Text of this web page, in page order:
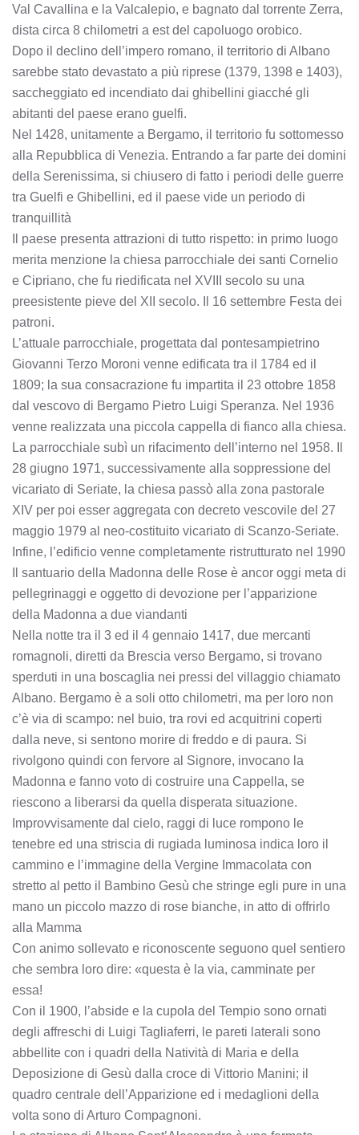
Val Cavallina e la Valcalepio, e bagnato dal torrente Zerra,
dista circa 8 chilometri a est del capoluogo orobico.
Dopo il declino dell’impero romano, il territorio di Albano
sarebbe stato devastato a più riprese (1379, 1398 e 1403),
saccheggiato ed incendiato dai ghibellini giacché gli
abitanti del paese erano guelfi.
Nel 1428, unitamente a Bergamo, il territorio fu sottomesso
alla Repubblica di Venezia. Entrando a far parte dei domini
della Serenissima, si chiusero di fatto i periodi delle guerre
tra Guelfi e Ghibellini, ed il paese vide un periodo di
tranquillità
Il paese presenta attrazioni di tutto rispetto: in primo luogo
merita menzione la chiesa parrocchiale dei santi Cornelio
e Cipriano, che fu riedificata nel XVIII secolo su una
preesistente pieve del XII secolo. Il 16 settembre Festa dei
patroni.
L’attuale parrocchiale, progettata dal pontesampietrino
Giovanni Terzo Moroni venne edificata tra il 1784 ed il
1809; la sua consacrazione fu impartita il 23 ottobre 1858
dal vescovo di Bergamo Pietro Luigi Speranza. Nel 1936
venne realizzata una piccola cappella di fianco alla chiesa.
La parrocchiale subì un rifacimento dell’interno nel 1958. Il
28 giugno 1971, successivamente alla soppressione del
vicariato di Seriate, la chiesa passò alla zona pastorale
XIV per poi esser aggregata con decreto vescovile del 27
maggio 1979 al neo-costituito vicariato di Scanzo-Seriate.
Infine, l’edificio venne completamente ristrutturato nel 1990
Il santuario della Madonna delle Rose è ancor oggi meta di
pellegrinaggi e oggetto di devozione per l’apparizione
della Madonna a due viandanti
Nella notte tra il 3 ed il 4 gennaio 1417, due mercanti
romagnoli, diretti da Brescia verso Bergamo, si trovano
sperduti in una boscaglia nei pressi del villaggio chiamato
Albano. Bergamo è a soli otto chilometri, ma per loro non
c’è via di scampo: nel buio, tra rovi ed acquitrini coperti
dalla neve, si sentono morire di freddo e di paura. Si
rivolgono quindi con fervore al Signore, invocano la
Madonna e fanno voto di costruire una Cappella, se
riescono a liberarsi da quella disperata situazione.
Improvvisamente dal cielo, raggi di luce rompono le
tenebre ed una striscia di rugiada luminosa indica loro il
cammino e l’immagine della Vergine Immacolata con
stretto al petto il Bambino Gesù che stringe egli pure in una
mano un piccolo mazzo di rose bianche, in atto di offrirlo
alla Mamma
Con animo sollevato e riconoscente seguono quel sentiero
che sembra loro dire: «questa è la via, camminate per
essa!
Con il 1900, l’abside e la cupola del Tempio sono ornati
degli affreschi di Luigi Tagliaferri, le pareti laterali sono
abbellite con i quadri della Natività di Maria e della
Deposizione di Gesù dalla croce di Vittorio Manini; il
quadro centrale dell’Apparizione ed i medaglioni della
volta sono di Arturo Compagnoni.